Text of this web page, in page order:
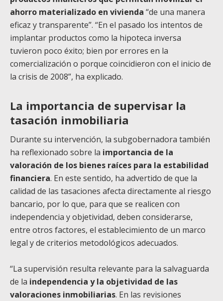
ahorro materializado en vivienda “de una manera
eficaz y transparente”. “En el pasado los intentos de
implantar productos como la hipoteca inversa
tuvieron poco éxito; bien por errores en la
comercialización o porque coincidieron con el inicio de
la crisis de 2008”, ha explicado.
La importancia de supervisar la
tasación inmobiliaria
Durante su intervención, la subgobernadora también
ha reflexionado sobre la importancia de la
valoración de los bienes raíces para la estabilidad
financiera. En este sentido, ha advertido de que la
calidad de las tasaciones afecta directamente al riesgo
bancario, por lo que, para que se realicen con
independencia y objetividad, deben considerarse,
entre otros factores, el establecimiento de un marco
legal y de criterios metodológicos adecuados.
“La supervisión resulta relevante para la salvaguarda
de la independencia y la objetividad de las
valoraciones inmobiliarias. En las revisiones